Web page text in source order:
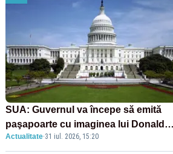
SUA: Guvernul va începe să emită
paşapoarte cu imaginea lui Donald
Trump începând cu 8 august
Actualitate·31 iul. 2026, 15:20